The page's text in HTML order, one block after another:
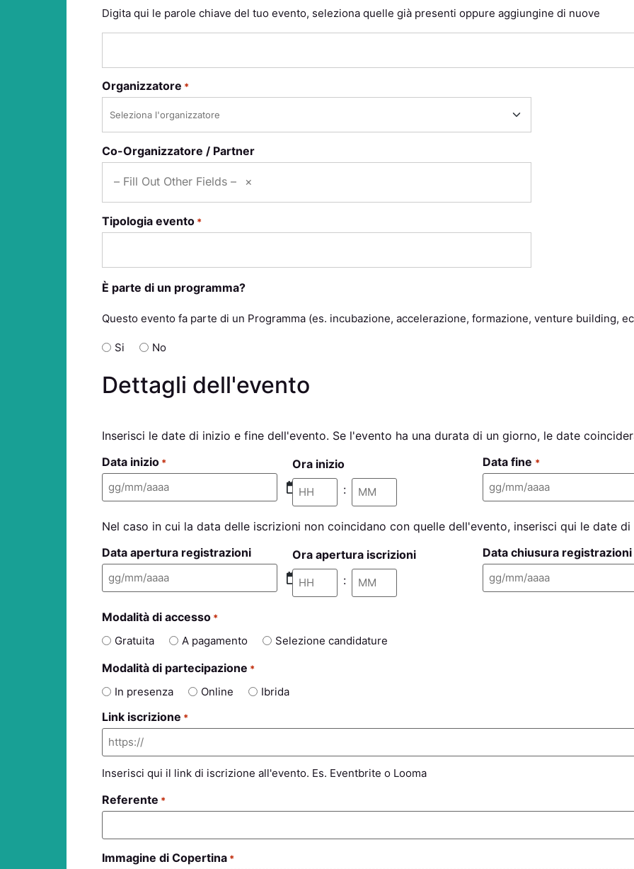
Digita qui le parole chiave del tuo evento, seleziona quelle già presenti oppure aggiungine di nuove
Organizzatore *
Co-Organizzatore / Partner
– Fill Out Other Fields – ×
Tipologia evento *
È parte di un programma?
Questo evento fa parte di un Programma (es. incubazione, accelerazione, formazione, venture building,
Si No
Dettagli dell'evento
Inserisci le date di inizio e fine dell'evento. Se l'evento ha una durata di un giorno, le date
Data inizio *
Ora inizio
:
Data fine *
Nel caso in cui la data delle iscrizioni non coincidano con quelle dell'evento, inserisci qui le date
Data apertura registrazioni
Ora apertura iscrizioni
:
Data chiusura registrazioni
Modalità di accesso *
Gratuita A pagamento Selezione candidature
Modalità di partecipazione *
In presenza Online Ibrida
Link iscrizione *
Inserisci qui il link di iscrizione all'evento. Es. Eventbrite o Looma
Referente *
Immagine di Copertina *